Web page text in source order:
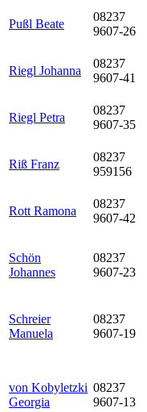
Pußl Beate
08237
9607-26
Riegl Johanna
08237
9607-41
Riegl Petra
08237
9607-35
Riß Franz
08237
959156
Rott Ramona
08237
9607-42
Schön
Johannes
08237
9607-23
Schreier
Manuela
08237
9607-19
von Kobyletzki
Georgia
08237
9607-13